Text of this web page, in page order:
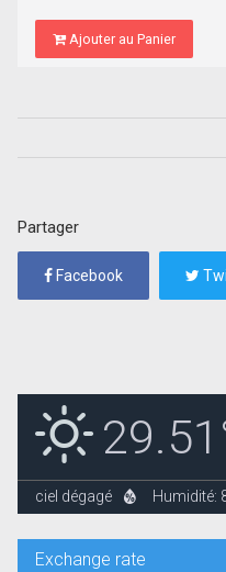
Ajouter au Panier
Partager
Facebook
ciel dégagé Humidité:
Exchange rate